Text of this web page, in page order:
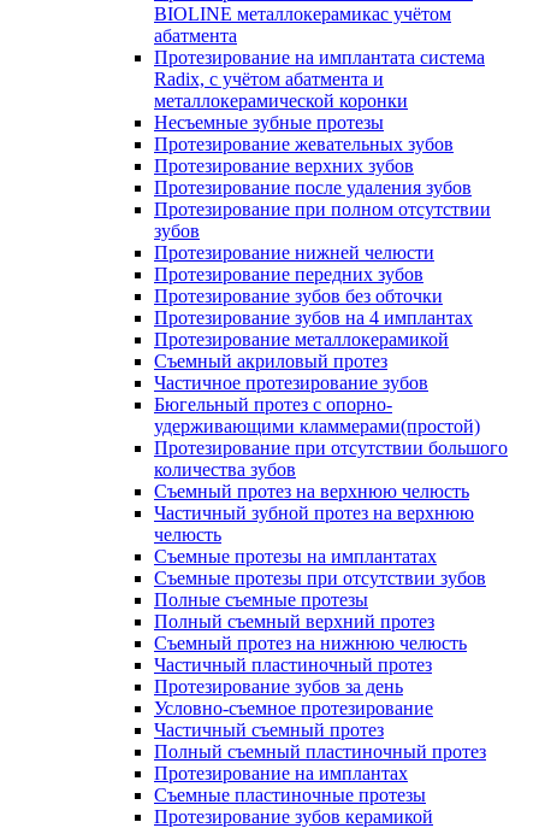
BIOLINE металлокерамикас учётом
абатмента
Протезирование на имплантата система
Radix, с учётом абатмента и
металлокерамической коронки
Несъемные зубные протезы
Протезирование жевательных зубов
Протезирование верхних зубов
Протезирование после удаления зубов
Протезирование при полном отсутствии
зубов
Протезирование нижней челюсти
Протезирование передних зубов
Протезирование зубов без обточки
Протезирование зубов на 4 имплантах
Протезирование металлокерамикой
Съемный акриловый протез
Частичное протезирование зубов
Бюгельный протез с опорно-
удерживающими кламмерами(простой)
Протезирование при отсутствии большого
количества зубов
Съемный протез на верхнюю челюсть
Частичный зубной протез на верхнюю
челюсть
Съемные протезы на имплантатах
Съемные протезы при отсутствии зубов
Полные съемные протезы
Полный съемный верхний протез
Съемный протез на нижнюю челюсть
Частичный пластиночный протез
Протезирование зубов за день
Условно-съемное протезирование
Частичный съемный протез
Полный съемный пластиночный протез
Протезирование на имплантах
Съемные пластиночные протезы
Протезирование зубов керамикой